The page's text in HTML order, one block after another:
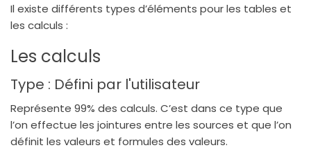
Il existe différents types d’éléments pour les tables et
les calculs :
Les calculs
Type : Défini par l'utilisateur
Représente 99% des calculs. C’est dans ce type que
l’on effectue les jointures entre les sources et que l’on
définit les valeurs et formules des valeurs.